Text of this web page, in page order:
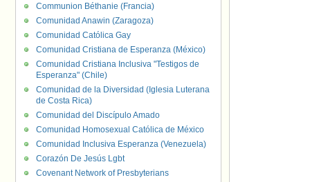
Communion Béthanie (Francia)
Comunidad Anawin (Zaragoza)
Comunidad Católica Gay
Comunidad Cristiana de Esperanza (México)
Comunidad Cristiana Inclusiva "Testigos de
Esperanza" (Chile)
Comunidad de la Diversidad (Iglesia Luterana
de Costa Rica)
Comunidad del Discípulo Amado
Comunidad Homosexual Católica de México
Comunidad Inclusiva Esperanza (Venezuela)
Corazón De Jesús Lgbt
Covenant Network of Presbyterians